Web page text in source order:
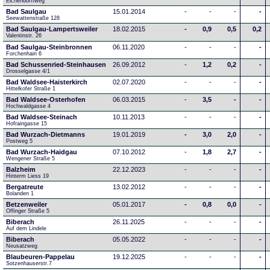
Bad Saulgau
Seewattenstraße 128
15.01.2014 - - - -
Bad Saulgau-Lampertsweiler
Valentinstr. 26
18.02.2015 - 0,9 0,5 0,2
Bad Saulgau-Steinbronnen
Forchenhain 6
06.11.2020 - - - -
Bad Schussenried-Steinhausen
Drosselgasse 4/1
26.09.2012 - 1,2 0,2 -
Bad Waldsee-Haisterkirch
Hittelkofer Straße 1
02.07.2020 - - - -
Bad Waldsee-Osterhofen
Hochwaldgasse 4
06.03.2015 - 3,5 - -
Bad Waldsee-Steinach
Hofraingasse 15
10.11.2013 - - - -
Bad Wurzach-Dietmanns
Postweg 5
19.01.2019 - 3,0 2,0 -
Bad Wurzach-Haidgau
Wengener Straße 5
07.10.2012 - 1,8 2,7 -
Balzheim
Hinterm Liess 19
22.12.2023 - - - -
Bergatreute
Bolanden 1
13.02.2012 - - - -
Betzenweiler
Offinger Straße 5
05.01.2017 - 0,8 0,0 -
Biberach
Auf dem Lindele
26.11.2025 - - - -
Biberach
Neusatzweg
05.05.2022 - - - -
Blaubeuren-Pappelau
Sotzenhauserstr.7
19.12.2025 - - - -